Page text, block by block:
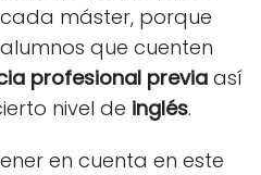
máster, porque
que cuenten
profesional previa así
nivel de inglés.
en cuenta en este